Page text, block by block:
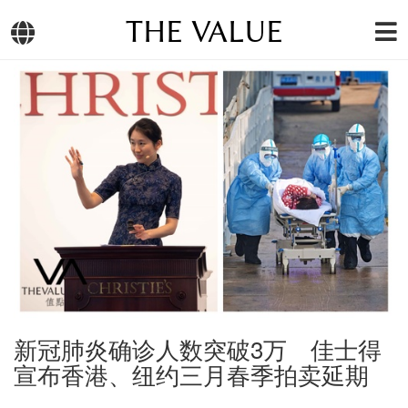
THE VALUE
新冠肺炎确诊人数突破3万 佳士得
宣布香港、纽约三月春季拍卖延期